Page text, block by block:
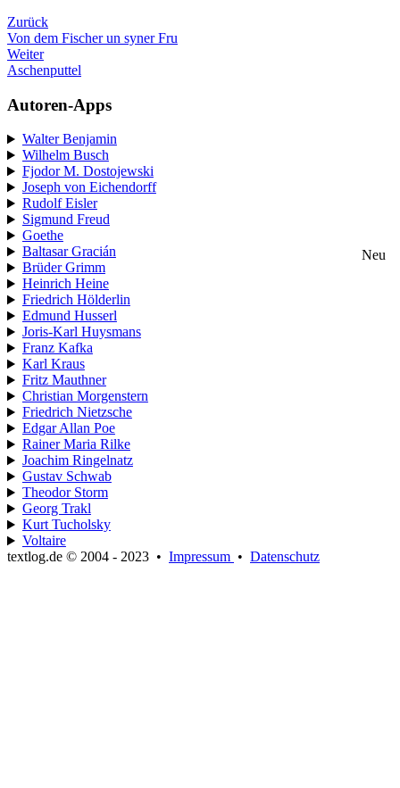
Zurück
Von dem Fischer un syner Fru
Weiter
Aschenputtel
Autoren-Apps
Walter Benjamin
Wilhelm Busch
Fjodor M. Dostojewski
Joseph von Eichendorff
Rudolf Eisler
Sigmund Freud
Goethe
Baltasar Gracián
Neu
Brüder Grimm
Heinrich Heine
Friedrich Hölderlin
Edmund Husserl
Joris-Karl Huysmans
Franz Kafka
Karl Kraus
Fritz Mauthner
Christian Morgenstern
Friedrich Nietzsche
Edgar Allan Poe
Rainer Maria Rilke
Joachim Ringelnatz
Gustav Schwab
Theodor Storm
Georg Trakl
Kurt Tucholsky
Voltaire
textlog.de © 2004 - 2023 • Impressum • Datenschutz